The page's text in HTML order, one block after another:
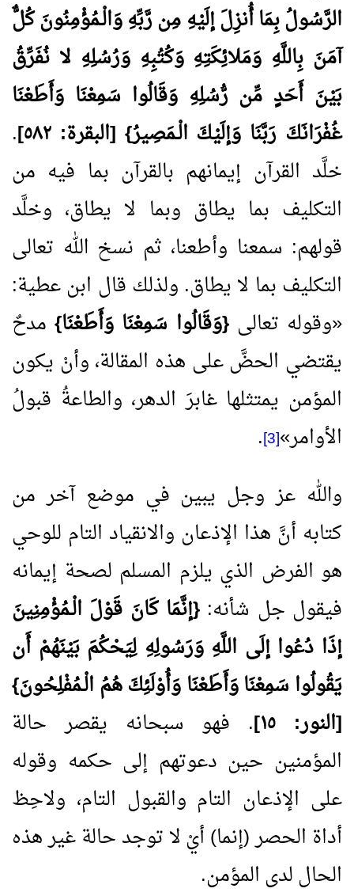
الرَّسُولُ بِمَا أُنزِلَ إلَيْهِ مِن رَّبِّهِ وَالْـمُؤْمِنُونَ كُلٌّ
آمَنَ بِاللَّهِ وَمَلائِكَتِهِ وَكُتُبِهِ وَرُسُلِهِ لا نُفَرِّقُ
بَيْنَ أَحَدٍ مِّن رُّسُلِهِ وَقَالُوا سَمِعْنَا وَأَطَعْنَا
غُفْرَانَكَ رَبَّنَا وَإلَيْكَ الْـمَصِيرُ} [البقرة: ٥٨٢]
.
خلَّد القرآن إيمانهم بالقرآن بما فيه من
التكليف بما يطاق وبما لا يطاق، وخلَّد
قولهم: سمعنا وأطعنا، ثم نسخ الله تعالى
التكليف بما لا يطاق. ولذلك قال ابن عطية:
«وقوله تعالى{وَقَالُوا سَمِعْنَا وَأَطَعْنَا}مدحٌ
يقتضي الحضَّ على هذه المقالة، وأنْ يكون
المؤمن يمتثلها غابرَ الدهر، والطاعةُ قبولُ
الأوامر»
[3]
.
والله عز وجل يبين في موضع آخر من
كتابه أنَّ هذا الإذعان والانقياد التام للوحي
هو الفرض الذي يلزم المسلم لصحة إيمانه
فيقول جل شأنه: {إنَّمَا كَانَ قَوْلَ الْـمُؤْمِنِينَ
إذَا دُعُوا إلَى اللَّهِ وَرَسُولِهِ لِيَحْكُمَ بَيْنَهُمْ أَن
يَقُولُوا سَمِعْنَا وَأَطَعْنَا وَأُوْلَئِكَ هُمُ الْـمُفْلِحُونَ}
[النور: ١٥]
. فهو سبحانه يقصر حالة
المؤمنين حين دعوتهم إلى حكمه وقوله
على الإذعان التام والقبول التام، ولاحِظ
أداة الحصر (إنما) أيْ لا توجد حالة غير هذه
الحال لدى المؤمن.